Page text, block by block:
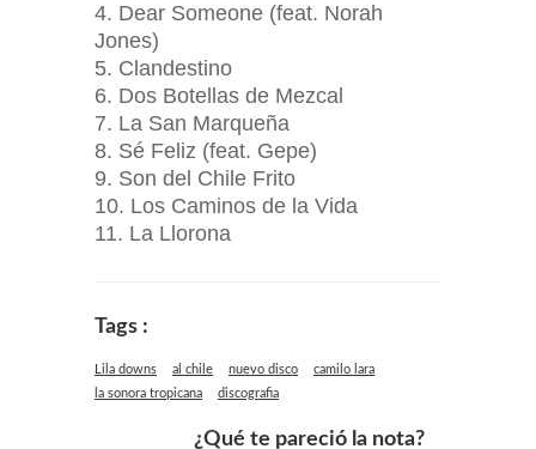
4. Dear Someone (feat. Norah
Jones)
5. Clandestino
6. Dos Botellas de Mezcal
7. La San Marqueña
8. Sé Feliz (feat. Gepe)
9. Son del Chile Frito
10. Los Caminos de la Vida
11. La Llorona
Tags :
Lila downs al chile nuevo disco
camilo lara
la sonora tropicana
discografia
¿Qué te pareció la nota?